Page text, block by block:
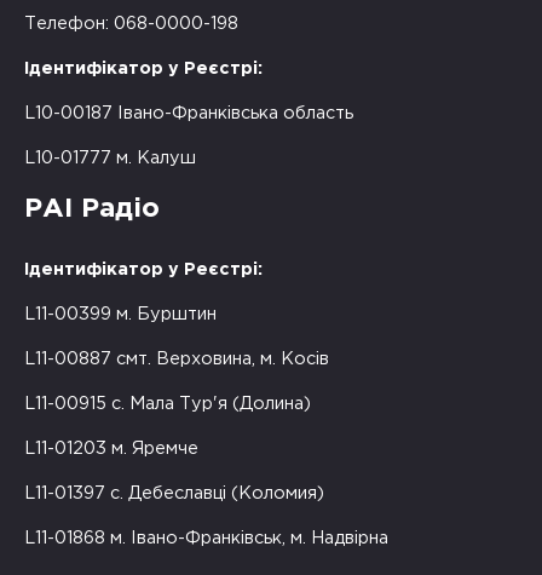
Телефон: 068-0000-198
Ідентифікатор у Реєстрі:
L10-00187 Івано-Франківська область
L10-01777 м. Калуш
РАІ Радіо
Ідентифікатор у Реєстрі:
L11-00399 м. Бурштин
L11-00887 смт. Верховина, м. Косів
L11-00915 с. Мала Тур'я (Долина)
L11-01203 м. Яремче
L11-01397 с. Дебеславці (Коломия)
L11-01868 м. Івано-Франківськ, м. Надвірна